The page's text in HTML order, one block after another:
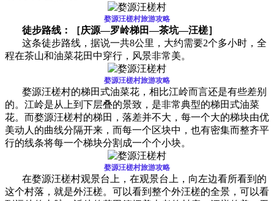
婺源汪槎村旅游攻略
徒步路线：［庆源—罗岭梯田—茶坑—汪槎］
这条徒步路线，据说一共8公里，大约需要2个多小时，全
程在茶山和油菜花田中穿行，风景非常美。
婺源汪槎村旅游攻略
婺源汪槎村的梯田式油菜花，相比江岭而言还是有些差别
的。江岭是从上到下层叠的景致，是非常典型的梯田式油菜
花。而婺源汪槎村的梯田，落差并不大，每一个大的梯块由优
美动人的曲线分隔开来，而每一个区块中，也有密集而整齐平
行的线条将每一个梯块分割成一个个小块。
婺源汪槎村旅游攻略
在婺源汪槎村观景台上，在观景台上，向左边看所看到的
这个村落，就是外汪槎。可以看到整个外汪槎的全景，可以看